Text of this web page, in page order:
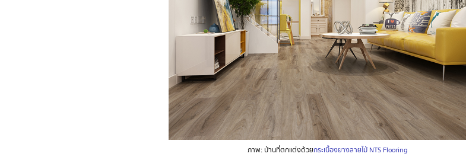
ภาพ: บ้านที่ตกแต่งด้วยกระเบื้องยางลายไม้ NTS Flooring